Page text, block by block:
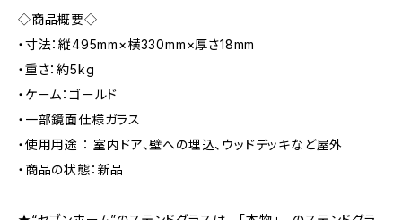
◇商品概要◇
・寸法：縦495mm×横330mm×厚さ18mm
・重さ：約5kg
・ケーム：ゴールド
・一部鏡面仕様ガラス
・使用用途 ： 室内ドア、壁への埋込、ウッドデッキなど屋外
・商品の状態：新品